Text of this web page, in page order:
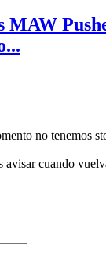
MAW
no tenemos
avisar cuando